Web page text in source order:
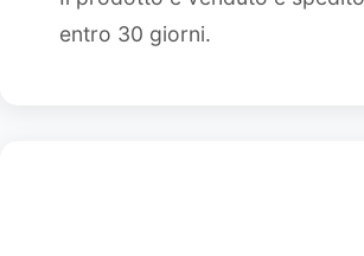
entro 30 giorni.